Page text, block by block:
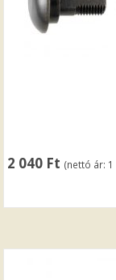
2 040 Ft (nettó ár: